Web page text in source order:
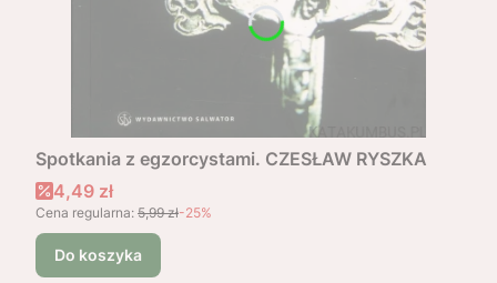
Spotkania z egzorcystami. CZESŁAW RYSZKA
Cena promocyjna
4,49 zł
Cena regularna: 5,99 zł-25%
Do koszyka